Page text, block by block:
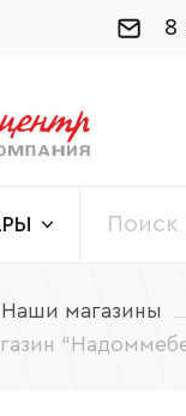
8
Наши магазины